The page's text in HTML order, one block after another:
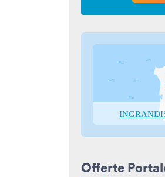
Offerte